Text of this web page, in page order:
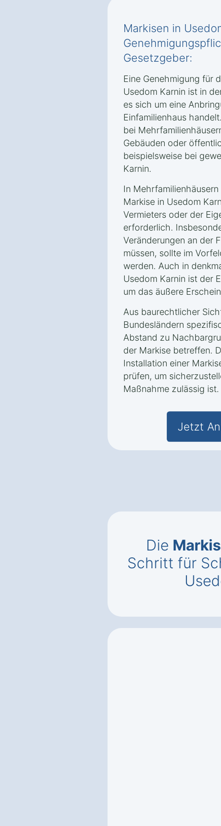
Markisen in
Gesetzgeber:
Eine Genehmigung für
Usedom Karnin ist in
es sich um eine
Einfamilienhaus
bei
Gebäuden oder
beispielsweise bei
Karnin.
In
Markise in Usedom
Vermieters oder der
erforderlich.
Veränderungen an der
müssen, sollte im
werden. Auch in
Usedom Karnin ist der
um das äußere
Aus baurechtlicher
Bundesländern
Abstand zu
der Markise betreffen.
Installation einer
prüfen, um
Maßnahme zulässig ist.
Jetzt
Die
Schritt für